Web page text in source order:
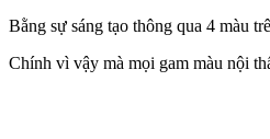
Bằng sự sáng tạo thông qua 4 màu
Chính vì vậy mà mọi gam màu nội